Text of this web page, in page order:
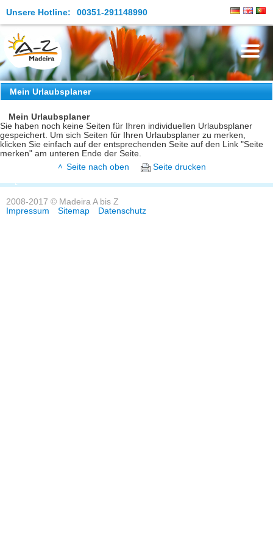
Unsere Hotline: 00351-291148990
Die Insel
Madeira Erleben
Aktuelles
Reiseangebote
Kontakt
Mein Urlaubsplaner
Mein Urlaubsplaner
Sie haben noch keine Seiten für Ihren individuellen Urlaubsplaner
gespeichert. Um sich Seiten für Ihren Urlaubsplaner zu merken,
klicken Sie einfach auf der entsprechenden Seite auf den Link "Seite
merken" am unteren Ende der Seite.
Seite nach oben
Seite drucken
2008-2017 © Madeira A bis Z
Impressum
Sitemap Datenschutz